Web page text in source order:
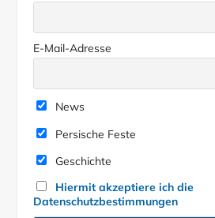
E-Mail-Adresse
News
Persische Feste
Geschichte
Hiermit akzeptiere ich die
Datenschutzbestimmungen